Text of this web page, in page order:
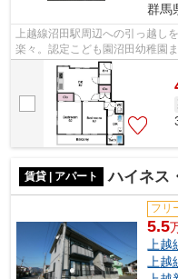
群馬
上越線沼田駅周辺への引っ越し
楽々。認定こども園沼田幼稚園
ける、洗面所が独立した物件です
賃貸 | アパート ハイネス
フリ
5.5
上越
上越